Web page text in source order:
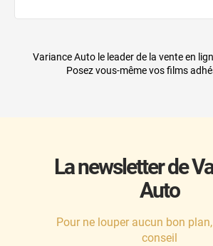
Variance Auto le leader de la vente en
Posez vous-même vos films
La newsletter de
Auto
Pour ne louper aucun bon
conseil